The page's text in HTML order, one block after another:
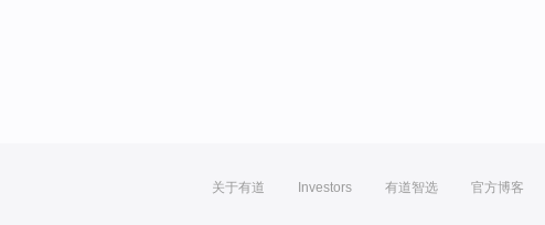
关于有道 Investors 有道智选 官方博客